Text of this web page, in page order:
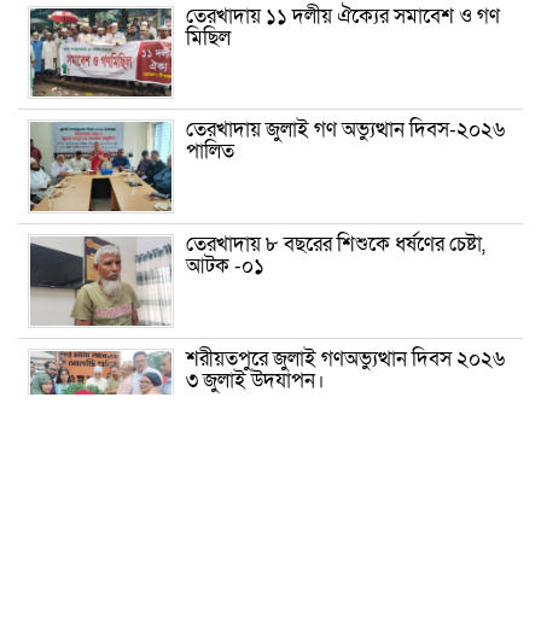
তেরখাদায় ১১ দলীয় ঐক্যের সমাবেশ ও গণ
মিছিল
তেরখাদায় জুলাই গণ অভ্যুত্থান দিবস-২০২৬
পালিত
তেরখাদায় ৮ বছরের শিশুকে ধর্ষণের চেষ্টা,
আটক -০১
শরীয়তপুরে জুলাই গণঅভ্যুত্থান দিবস ২০২৬
৩ জুলাই উদযাপন।